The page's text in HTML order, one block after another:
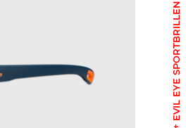
+ EVIL EYE SPORTBRILLEN